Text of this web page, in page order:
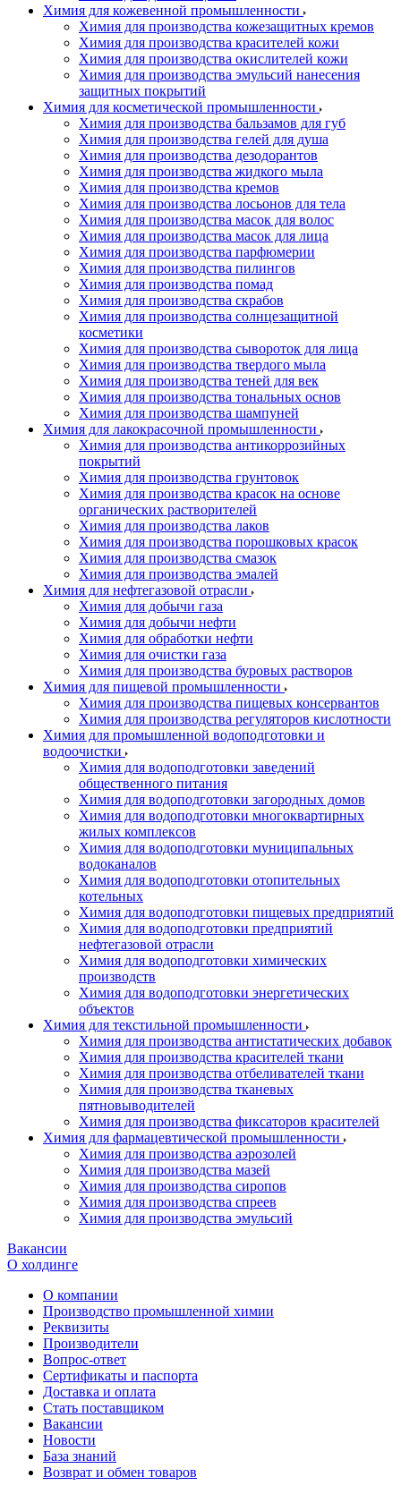
Химия для кожевенной промышленности
Химия для производства кожезащитных кремов
Химия для производства красителей кожи
Химия для производства окислителей кожи
Химия для производства эмульсий нанесения
защитных покрытий
Химия для косметической промышленности
Химия для производства бальзамов для губ
Химия для производства гелей для душа
Химия для производства дезодорантов
Химия для производства жидкого мыла
Химия для производства кремов
Химия для производства лосьонов для тела
Химия для производства масок для волос
Химия для производства масок для лица
Химия для производства парфюмерии
Химия для производства пилингов
Химия для производства помад
Химия для производства скрабов
Химия для производства солнцезащитной
косметики
Химия для производства сывороток для лица
Химия для производства твердого мыла
Химия для производства теней для век
Химия для производства тональных основ
Химия для производства шампуней
Химия для лакокрасочной промышленности
Химия для производства антикоррозийных
покрытий
Химия для производства грунтовок
Химия для производства красок на основе
органических растворителей
Химия для производства лаков
Химия для производства порошковых красок
Химия для производства смазок
Химия для производства эмалей
Химия для нефтегазовой отрасли
Химия для добычи газа
Химия для добычи нефти
Химия для обработки нефти
Химия для очистки газа
Химия для производства буровых растворов
Химия для пищевой промышленности
Химия для производства пищевых консервантов
Химия для производства регуляторов кислотности
Химия для промышленной водоподготовки и
водоочистки
Химия для водоподготовки заведений
общественного питания
Химия для водоподготовки загородных домов
Химия для водоподготовки многоквартирных
жилых комплексов
Химия для водоподготовки муниципальных
водоканалов
Химия для водоподготовки отопительных
котельных
Химия для водоподготовки пищевых предприятий
Химия для водоподготовки предприятий
нефтегазовой отрасли
Химия для водоподготовки химических
производств
Химия для водоподготовки энергетических
объектов
Химия для текстильной промышленности
Химия для производства антистатических добавок
Химия для производства красителей ткани
Химия для производства отбеливателей ткани
Химия для производства тканевых
пятновыводителей
Химия для производства фиксаторов красителей
Химия для фармацевтической промышленности
Химия для производства аэрозолей
Химия для производства мазей
Химия для производства сиропов
Химия для производства спреев
Химия для производства эмульсий
Вакансии
О холдинге
О компании
Производство промышленной химии
Реквизиты
Производители
Вопрос-ответ
Сертификаты и паспорта
Доставка и оплата
Стать поставщиком
Вакансии
Новости
База знаний
Возврат и обмен товаров